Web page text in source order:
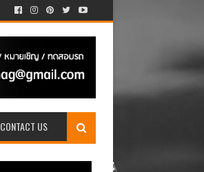
CONTACT US